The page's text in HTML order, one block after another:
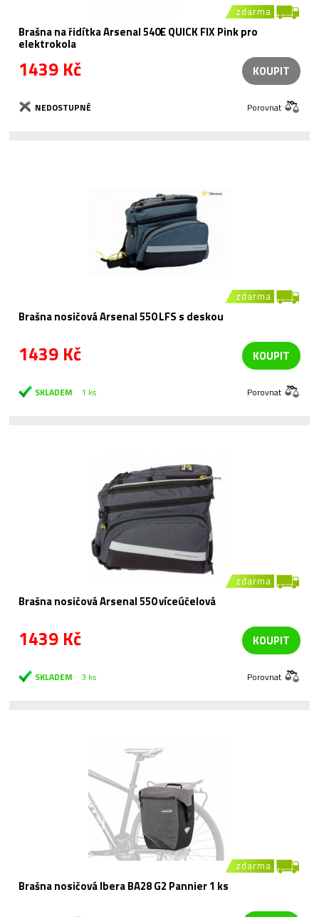
zdarma
Brašna na řidítka Arsenal 540E QUICK FIX Pink pro
elektrokola
1439 Kč KOUPIT
NEDOSTUPNÉ Porovnat
zdarma
Brašna nosičová Arsenal 550 LFS s deskou
1439 Kč KOUPIT
SKLADEM 1 ks Porovnat
zdarma
Brašna nosičová Arsenal 550 víceúčelová
1439 Kč KOUPIT
SKLADEM 3 ks Porovnat
zdarma
Brašna nosičová Ibera BA28 G2 Pannier 1 ks